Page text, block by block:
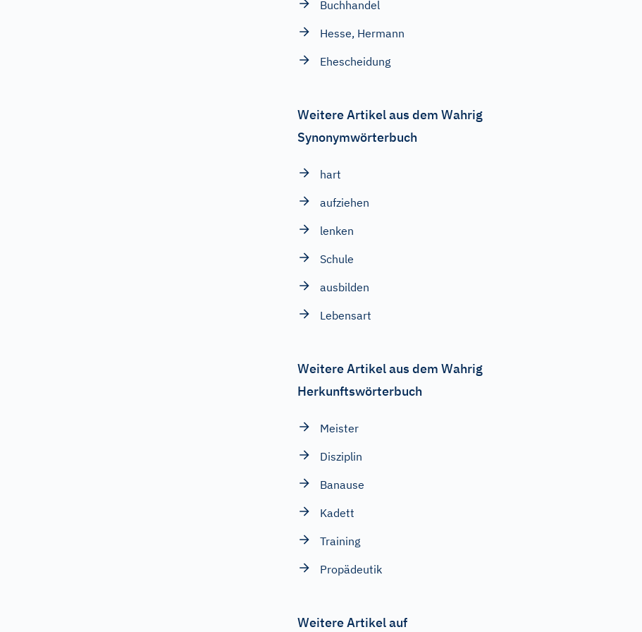
Buchhandel
Hesse, Hermann
Ehescheidung
Weitere Artikel aus dem Wahrig
Synonymwörterbuch
hart
aufziehen
lenken
Schule
ausbilden
Lebensart
Weitere Artikel aus dem Wahrig
Herkunftswörterbuch
Meister
Disziplin
Banause
Kadett
Training
Propädeutik
Weitere Artikel auf